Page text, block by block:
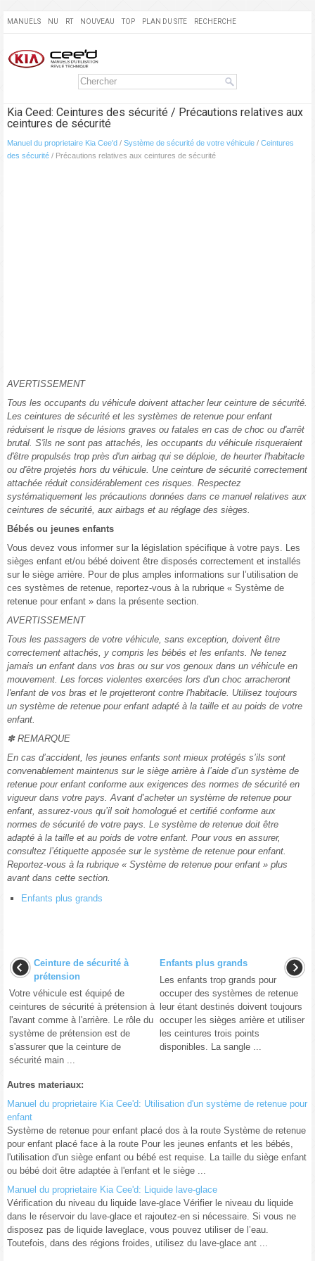
MANUELS NU RT NOUVEAU TOP PLAN DU SITE RECHERCHE
Kia Ceed: Ceintures des sécurité / Précautions relatives aux
ceintures de sécurité
Manuel du proprietaire Kia Cee'd / Système de sécurité de votre véhicule / Ceintures
des sécurité / Précautions relatives aux ceintures de sécurité
AVERTISSEMENT
Tous les occupants du véhicule doivent attacher leur ceinture de sécurité.
Les ceintures de sécurité et les systèmes de retenue pour enfant
réduisent le risque de lésions graves ou fatales en cas de choc ou d'arrêt
brutal. S'ils ne sont pas attachés, les occupants du véhicule risqueraient
d'être propulsés trop près d'un airbag qui se déploie, de heurter l'habitacle
ou d'être projetés hors du véhicule. Une ceinture de sécurité correctement
attachée réduit considérablement ces risques. Respectez
systématiquement les précautions données dans ce manuel relatives aux
ceintures de sécurité, aux airbags et au réglage des sièges.
Bébés ou jeunes enfants
Vous devez vous informer sur la législation spécifique à votre pays. Les
sièges enfant et/ou bébé doivent être disposés correctement et installés
sur le siège arrière. Pour de plus amples informations sur l’utilisation de
ces systèmes de retenue, reportez-vous à la rubrique « Système de
retenue pour enfant » dans la présente section.
AVERTISSEMENT
Tous les passagers de votre véhicule, sans exception, doivent être
correctement attachés, y compris les bébés et les enfants. Ne tenez
jamais un enfant dans vos bras ou sur vos genoux dans un véhicule en
mouvement. Les forces violentes exercées lors d'un choc arracheront
l'enfant de vos bras et le projetteront contre l'habitacle. Utilisez toujours
un système de retenue pour enfant adapté à la taille et au poids de votre
enfant.
✽ REMARQUE
En cas d’accident, les jeunes enfants sont mieux protégés s’ils sont
convenablement maintenus sur le siège arrière à l’aide d’un système de
retenue pour enfant conforme aux exigences des normes de sécurité en
vigueur dans votre pays. Avant d’acheter un système de retenue pour
enfant, assurez-vous qu’il soit homologué et certifié conforme aux
normes de sécurité de votre pays. Le système de retenue doit être
adapté à la taille et au poids de votre enfant. Pour vous en assurer,
consultez l’étiquette apposée sur le système de retenue pour enfant.
Reportez-vous à la rubrique « Système de retenue pour enfant » plus
avant dans cette section.
Enfants plus grands
Ceinture de sécurité à
prétension
Votre véhicule est équipé de
ceintures de sécurité à prétension à
l'avant comme à l'arrière. Le rôle du
système de prétension est de
s'assurer que la ceinture de
sécurité main ...
Enfants plus grands
Les enfants trop grands pour
occuper des systèmes de retenue
leur étant destinés doivent toujours
occuper les sièges arrière et utiliser
les ceintures trois points
disponibles. La sangle ...
Autres materiaux:
Manuel du proprietaire Kia Cee'd: Utilisation d'un système de retenue pour
enfant
Système de retenue pour enfant placé dos à la route Système de retenue
pour enfant placé face à la route Pour les jeunes enfants et les bébés,
l'utilisation d'un siège enfant ou bébé est requise. La taille du siège enfant
ou bébé doit être adaptée à l'enfant et le siège ...
Manuel du proprietaire Kia Cee'd: Liquide lave-glace
Vérification du niveau du liquide lave-glace Vérifier le niveau du liquide
dans le réservoir du lave-glace et rajoutez-en si nécessaire. Si vous ne
disposez pas de liquide laveglace, vous pouvez utiliser de l’eau.
Toutefois, dans des régions froides, utilisez du lave-glace ant ...